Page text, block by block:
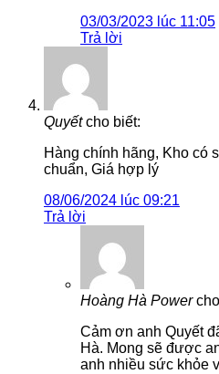
03/03/2023 lúc 11:05
Trả lời
Quyết cho biết:
Hàng chính hãng, Kho có
chuẩn, Giá hợp lý
08/06/2024 lúc 09:21
Trả lời
Hoàng Hà Power
Cảm ơn anh Quyết
Hà. Mong sẽ được
anh nhiều sức khỏe